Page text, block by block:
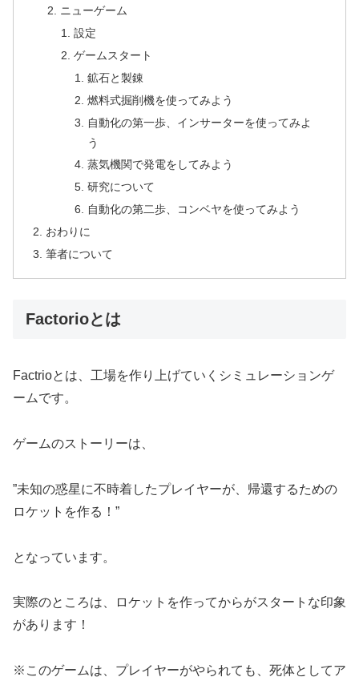
ニューゲーム
設定
ゲームスタート
鉱石と製錬
燃料式掘削機を使ってみよう
自動化の第一歩、インサーターを使ってみよ
う
蒸気機関で発電をしてみよう
研究について
自動化の第二歩、コンベヤを使ってみよう
おわりに
筆者について
Factorioとは
Factrioとは、工場を作り上げていくシミュレーションゲ
ームです。
ゲームのストーリーは、
”未知の惑星に不時着したプレイヤーが、帰還するための
ロケットを作る！”
となっています。
実際のところは、ロケットを作ってからがスタートな印象
があります！
※このゲームは、プレイヤーがやられても、死体としてア